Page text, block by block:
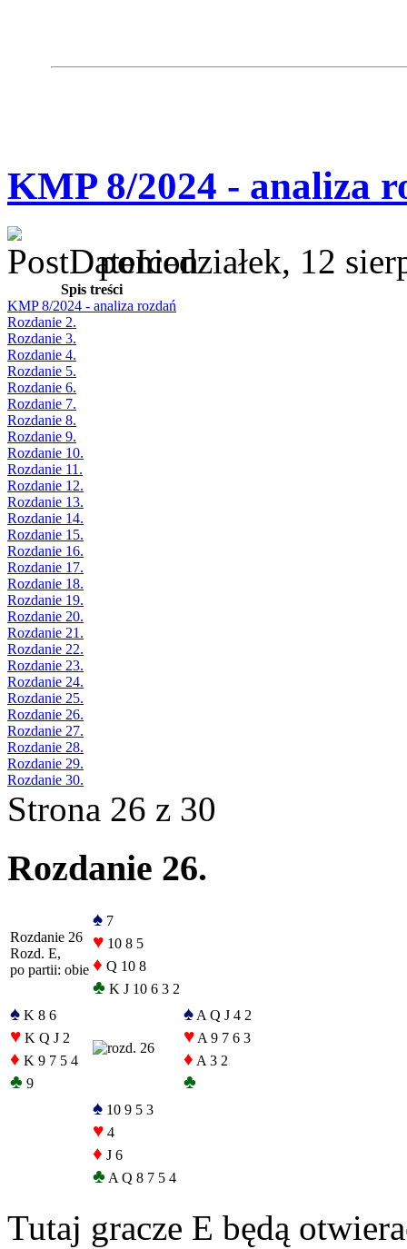
KMP 8/2024 - analiza
poniedziałek, 12
Spis treści
KMP 8/2024 - analiza rozdań
Rozdanie 2.
Rozdanie 3.
Rozdanie 4.
Rozdanie 5.
Rozdanie 6.
Rozdanie 7.
Rozdanie 8.
Rozdanie 9.
Rozdanie 10.
Rozdanie 11.
Rozdanie 12.
Rozdanie 13.
Rozdanie 14.
Rozdanie 15.
Rozdanie 16.
Rozdanie 17.
Rozdanie 18.
Rozdanie 19.
Rozdanie 20.
Rozdanie 21.
Rozdanie 22.
Rozdanie 23.
Rozdanie 24.
Rozdanie 25.
Rozdanie 26.
Rozdanie 27.
Rozdanie 28.
Rozdanie 29.
Rozdanie 30.
Strona 26 z 30
Rozdanie 26.
Rozdanie 26
Rozd. E,
po partii: obie
♠ 7
♥ 10 8 5
♦ Q 10 8
♣ K J 10 6 3 2
♠ K 8 6
♥ K Q J 2
♦ K 9 7 5 4
♣ 9
♠ A Q J 4 2
♥ A 9 7 6 3
♦ A 3 2
♣
♠ 10 9 5 3
♥ 4
♦ J 6
♣ A Q 8 7 5 4
Tutaj gracze E będą